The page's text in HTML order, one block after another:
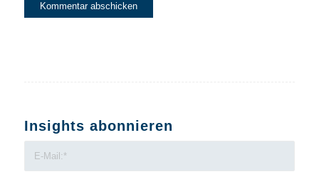
Insights abonnieren